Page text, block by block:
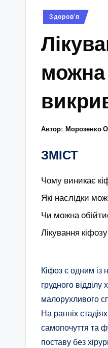
Опубліковано
Здоров’я
можна
Автор: Морозенко
ЗМІСТ
Чому виникає
Які наслідки
Чи можна
Лікування
Кіфоз є одним із
грудного
малорухливого
На ранніх
самопочуття та
поставу без